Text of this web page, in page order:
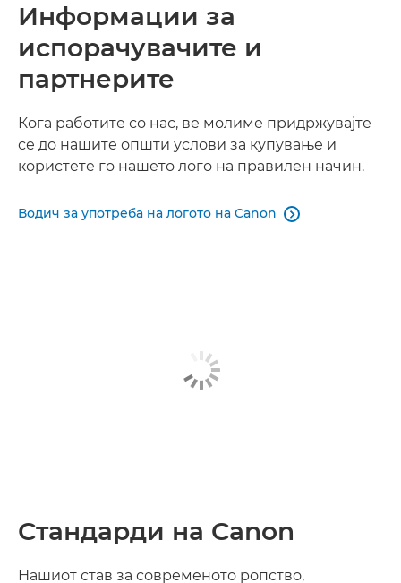
Информации за
испорачувачите и
партнерите
Кога работите со нас, ве молиме придржувајте
се до нашите општи услови за купување и
користете го нашето лого на правилен начин.
Водич за употреба на логото на Canon 
Стандарди на Canon
Нашиот став за современото ропство,